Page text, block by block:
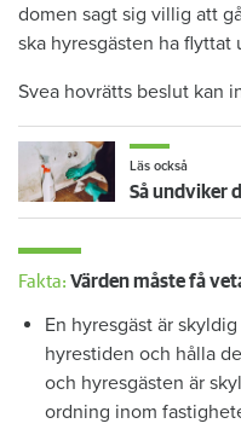
domen sagt sig villig att
ska hyresgästen ha flyttat
Svea hovrätts beslut kan
Läs också
Fakta: Värden måste få
En hyresgäst är
hyrestiden och hålla
och hyresgästen är
ordning inom